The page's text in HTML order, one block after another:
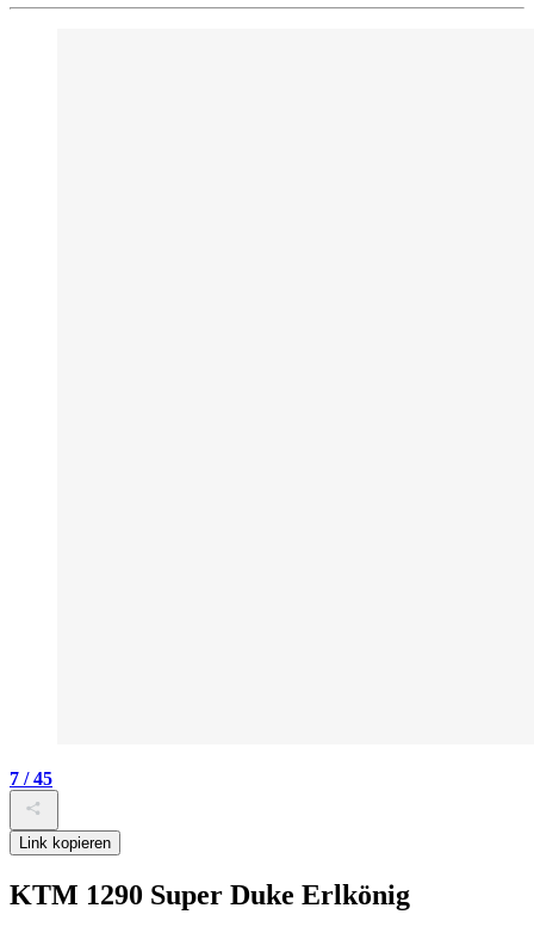
7 / 45
Link kopieren
KTM 1290 Super Duke Erlkönig